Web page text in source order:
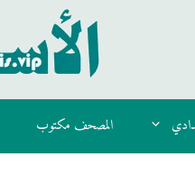
المصحف مكتوب